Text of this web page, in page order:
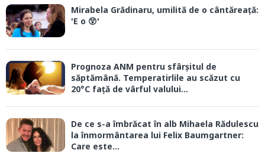
Mirabela Grădinaru, umilită de o cântăreață:
'E o 😲'
Prognoza ANM pentru sfârșitul de
săptămână. Temperatirlile au scăzut cu
20°C față de vârful valului...
De ce s-a îmbrăcat în alb Mihaela Rădulescu
la înmormântarea lui Felix Baumgartner:
Care este...